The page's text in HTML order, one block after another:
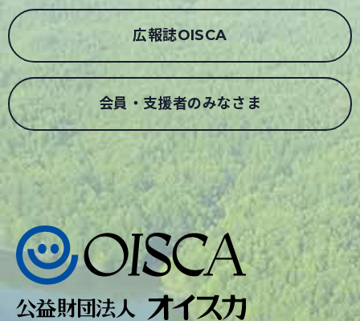
広報誌OISCA
会員・支援者のみなさま